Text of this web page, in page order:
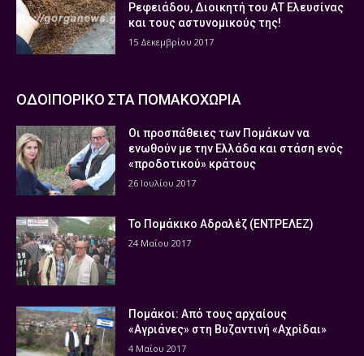
Ρεφειάδου, Διοικητή του ΑΤ Ελευσίνας
και τους αστυνομικούς της!
15 Δεκεμβρίου 2017
ΟΔΟΙΠΟΡΙΚΟ ΣΤΑ ΠΟΜΑΚΟΧΩΡΙΑ
Οι προσπάθειες των Πομάκων να
ενωθούν με την Ελλάδα και στάση ενός
«προδοτικού» κράτους
26 Ιουλίου 2017
Το Πομάκικο Αδραλέζ (ΕΝΤΡΕΛΕΖ)
24 Μαΐου 2017
Πομάκοι: Από τους αρχαίους
«Αγριάνες» στη Βυζαντινή «Αχρίδαι»
4 Μαΐου 2017